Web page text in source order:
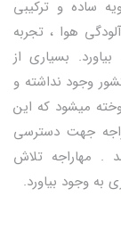
تنوع بیش از 300 نوع ادویه ساده و ترکیبی
هوا ، تجربه
بسیاری از
وجود نداشته و
میشود که این
جهت دسترسی
. مهاراجه تلاش
به وجود بیاورد.